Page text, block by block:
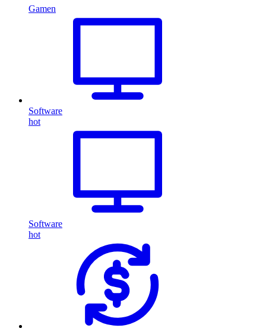
Gamen
Software
hot
Software
hot